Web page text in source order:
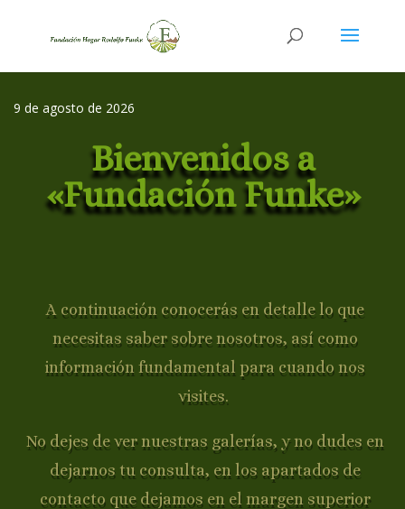
9 de agosto de 2026
Bienvenidos a
«Fundación Funke»
A continuación conocerás en detalle lo que
necesitas saber sobre nosotros, así como
información fundamental para cuando nos
visites.
No dejes de ver nuestras galerías, y no dudes en
dejarnos tu consulta, en los apartados de
contacto que dejamos en el margen superior